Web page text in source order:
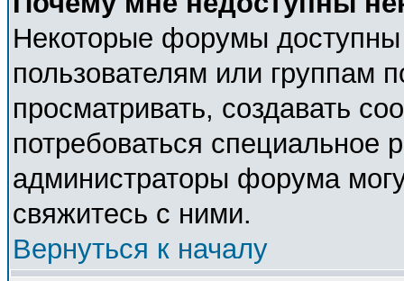
Некоторые форумы
пользователям или группам
просматривать, создавать
потребоваться
администраторы форума
свяжитесь с ними.
Вернуться к началу